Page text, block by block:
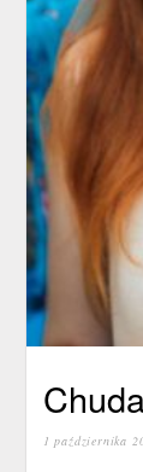
1 października